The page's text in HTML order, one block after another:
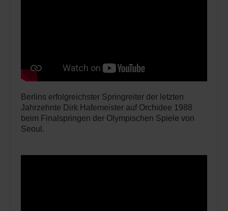
Berlins erfolgreichster Springreiter der letzten
Jahrzehnte Dirk Hafemeister auf Orchidee 1988
beim Finalspringen der Olympischen Spiele von
Seoul.